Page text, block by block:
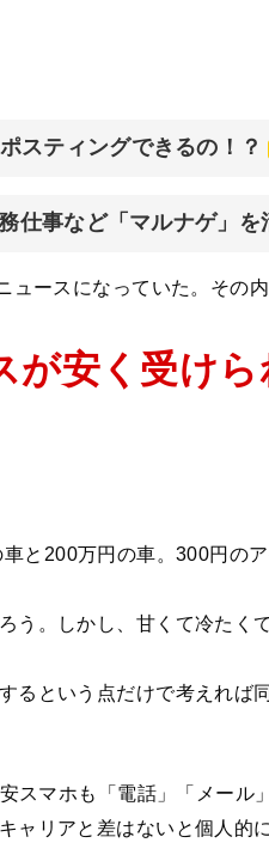
スティングできるの！？
仕事など「マルナゲ」を
ースになっていた。その内
が安く受け
と200万円の車。300円のア
う。しかし、甘くて冷た
るという点だけで考えれば同
スマホも「電話」「メール
ャリアと差はないと個人